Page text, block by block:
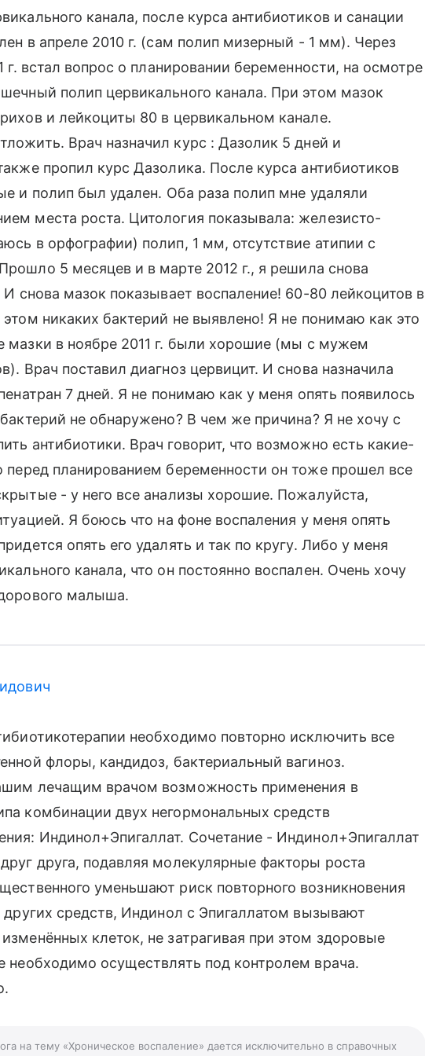
канала, после курса антибиотиков и санации
в апреле 2010 г. (сам полип мизерный - 1 мм). Через
г. встал вопрос о планировании беременности, на осмотре
полип цервикального канала. При этом мазок
и лейкоциты 80 в цервикальном канале.
Врач назначил курс : Дазолик 5 дней и
пропил курс Дазолика. После курса антибиотиков
и полип был удален. Оба раза полип мне удаляли
места роста. Цитология показывала: железисто-
в орфографии) полип, 1 мм, отсутствие атипии с
5 месяцев и в марте 2012 г., я решила снова
И снова мазок показывает воспаление! 60-80 лейкоцитов в
никаких бактерий не выявлено! Я не понимаю как это
мазки в ноябре 2011 г. были хорошие (мы с мужем
Врач поставил диагноз цервицит. И снова назначила
7 дней. Я не понимаю как у меня опять появилось
не обнаружено? В чем же причина? Я не хочу с
антибиотики. Врач говорит, что возможно есть какие-
планированием беременности он тоже прошел все
- у него все анализы хорошие. Пожалуйста,
Я боюсь что на фоне воспаления у меня опять
опять его удалять и так по кругу. Либо у меня
канала, что он постоянно воспален. Очень хочу
малыша.
необходимо повторно исключить все
флоры, кандидоз, бактериальный вагиноз.
лечащим врачом возможность применения в
комбинации двух негормональных средств
Индинол+Эпигаллат. Сочетание - Индинол+Эпигаллат
друга, подавляя молекулярные факторы роста
уменьшают риск повторного возникновения
других средств, Индинол с Эпигаллатом вызывают
клеток, не затрагивая при этом здоровые
необходимо осуществлять под контролем врача.
на тему «Хроническое воспаление» дается исключительно в справочных